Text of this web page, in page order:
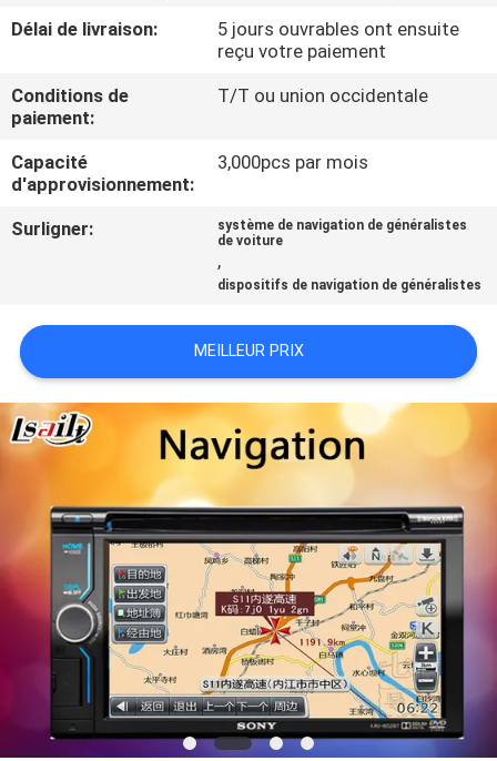
CONTRÔLE
QUALITÉ
CONTACTEZ-
NOUS
CAS
PLAN
DU
PRIVACY
POLICY
Délai de livraison:
5 jours ouvrables ont ensuite
reçu votre paiement
Conditions de
paiement:
T/T ou union occidentale
Capacité
d'approvisionnement:
3,000pcs par mois
Surligner:
système de navigation de généralistes
de voiture
,
dispositifs de navigation de généralistes
MEILLEUR PRIX